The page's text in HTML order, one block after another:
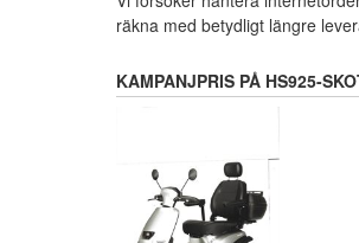
räkna med betydligt längre
KAMPANJPRIS PÅ HS925-